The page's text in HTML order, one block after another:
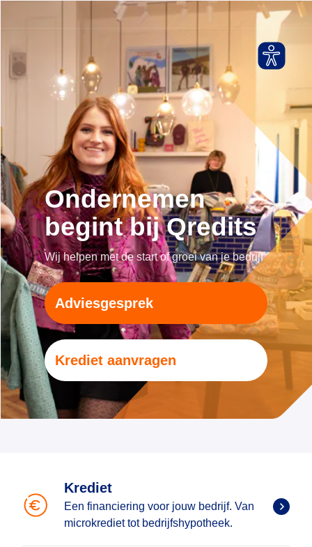
Ondernemen
begint bij Qredits
Wij helpen met de start of groei van je bedrijf
Adviesgesprek
Krediet aanvragen
Krediet
Een financiering voor jouw bedrijf. Van
microkrediet tot bedrijfshypotheek.